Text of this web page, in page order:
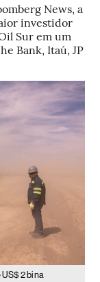
News, a
investidor
Sur em um
Bank, Itaú, JP
2 bi na